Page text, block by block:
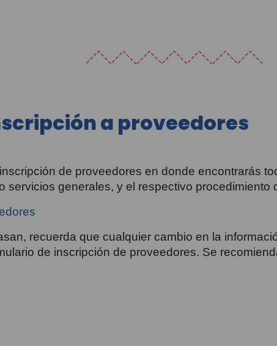
a proveedores
de proveedores en donde encontrarás
servicios generales, y el respectivo
recuerda que cualquier cambio en la
de inscripción de proveedores. Se